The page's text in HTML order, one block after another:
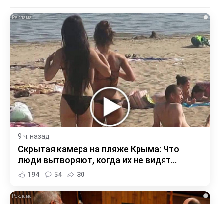
i
9 ч. назад
Скрытая камера на пляже Крыма: Что
люди вытворяют, когда их не видят...
194 54 30
i